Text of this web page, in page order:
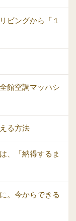
ビングから「１
館空調マッハシ
る方法
、「納得するま
。今からできる